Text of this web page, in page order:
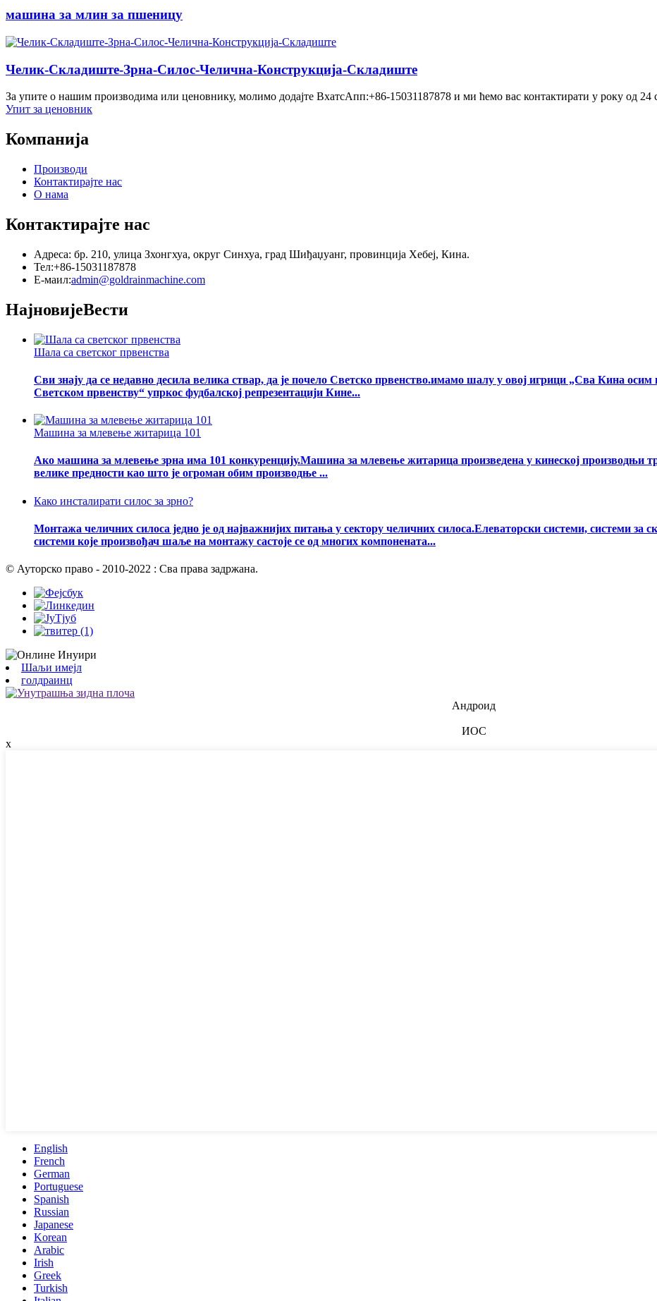
машина за млин за пшеницу
Челик-Складиште-Зрна-Силос-Челична-Конструкција-Складиште
За упите о нашим производима или ценовнику, молимо додајте ВхатсАпп:+86-15031187878 и ми ћемо вас контактирати у року од 24
Упит за ценовник
Компанија
Производи
Контактирајте нас
О нама
Контактирајте нас
Адреса: бр. 210, улица Зхонгхуа, округ Синхуа, град Шиђаџуанг, провинција Хебеј, Кина.
Тел:+86-15031187878
Е-маил:admin@goldrainmachine.com
НајновијеВести
Шала са светског првенства
Сви знају да се недавно десила велика ствар, да је почело Светско првенство.имамо шалу у овој игрици „Сва Кина осим
Светском првенству“ упркос фудбалској репрезентацији Кине...
Машина за млевење житарица 101
Ако машина за млевење зрна има 101 конкуренцију.Машина за млевење житарица произведена у кинеској производњи
велике предности као што је огроман обим производње ...
Како инсталирати силос за зрно?
Монтажа челичних силоса једно је од најважнијих питања у сектору челичних силоса.Елеваторски системи, системи
системи које произвођач шаље на монтажу састоје се од многих компонената...
© Ауторско право - 2010-2022 : Сва права задржана.
Шаљи имејл
голдраинц
Андроид
ИОС
x
English
French
German
Portuguese
Spanish
Russian
Japanese
Korean
Arabic
Irish
Greek
Turkish